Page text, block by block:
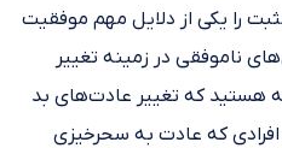
را یکی از دلایل مهم موفقیت
ناموفقی در زمینه تغییر
هستید که تغییر عادت‌های بد
که عادت به سحرخیزی